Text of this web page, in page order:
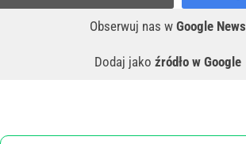
Obserwuj nas w Google News
Dodaj jako źródło w Google